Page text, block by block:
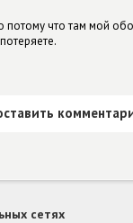
потому что там мой
сетях